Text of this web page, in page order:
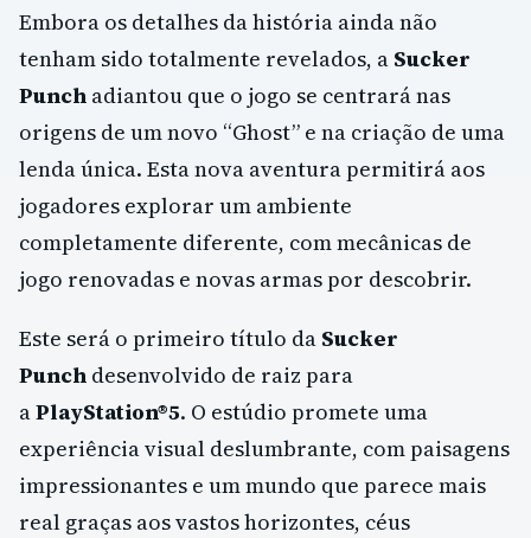
Embora os detalhes da história ainda não
tenham sido totalmente revelados, a Sucker
Punch adiantou que o jogo se centrará nas
origens de um novo “Ghost” e na criação de uma
lenda única. Esta nova aventura permitirá aos
jogadores explorar um ambiente
completamente diferente, com mecânicas de
jogo renovadas e novas armas por descobrir.
Este será o primeiro título da Sucker
Punch desenvolvido de raiz para
aPlayStation®5. O estúdio promete uma
experiência visual deslumbrante, com paisagens
impressionantes e um mundo que parece mais
real graças aos vastos horizontes, céus